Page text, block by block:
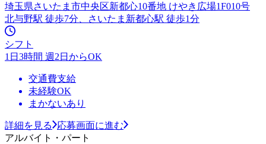
埼玉県さいたま市中央区新都心10番地 けやき広場1F010号
北与野駅 徒歩7分、さいたま新都心駅 徒歩1分
シフト
1日3時間 週2日からOK
交通費支給
未経験OK
まかないあり
詳細を見る
応募画面に進む
アルバイト・パート